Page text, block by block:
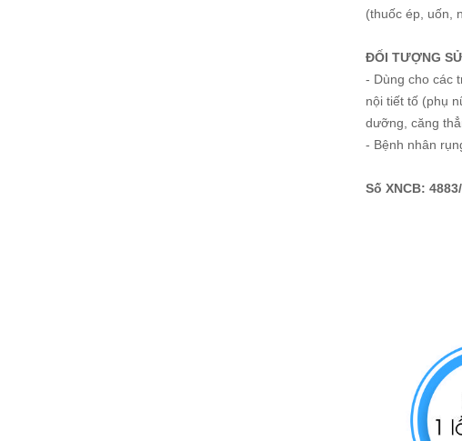
(thuốc ép, uốn,
ĐỐI TƯỢNG
- Dùng cho các
nội tiết tố (phụ
dưỡng, căng
- Bệnh nhân
Số XNCB: